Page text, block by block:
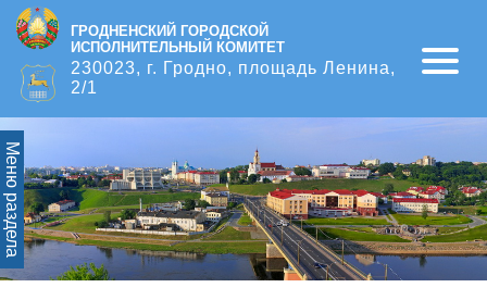
ГРОДНЕНСКИЙ ГОРОДСКОЙ
ИСПОЛНИТЕЛЬНЫЙ КОМИТЕТ
230023, г. Гродно, площадь Ленина,
2/1
Open
Меню раздела